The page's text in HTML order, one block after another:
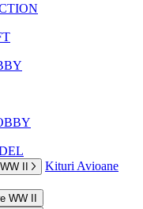
II
Kituri Avioane
WW II